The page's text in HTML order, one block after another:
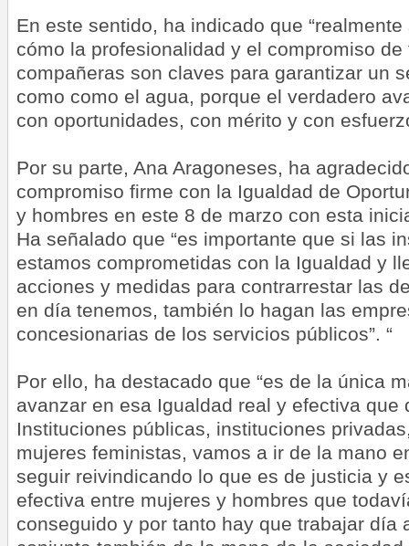
En este sentido, ha indicado que
cómo la profesionalidad y el compromiso
compañeras son claves para garantizar un
como como el agua, porque el verdadero
con oportunidades, con mérito y con
Por su parte, Ana Aragoneses, ha
compromiso firme con la Igualdad de
y hombres en este 8 de marzo con esta
Ha señalado que “es importante que si las
estamos comprometidas con la Igualdad y
acciones y medidas para contrarrestar las
en día tenemos, también lo hagan las
concesionarias de los servicios públicos”. “
Por ello, ha destacado que “es de la única
avanzar en esa Igualdad real y efectiva que
Instituciones públicas, instituciones
mujeres feministas, vamos a ir de la mano
seguir reivindicando lo que es de justicia y
efectiva entre mujeres y hombres que
conseguido y por tanto hay que trabajar día